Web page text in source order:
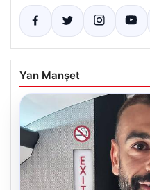
Yan Manşet